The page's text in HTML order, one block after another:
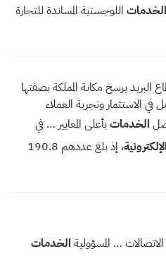
الخدمات اللوجستية المساندة للتجارة
يرسخ مكانة المملكة بصفتها
في الاستثمار وتجربة العملاء
الخدماتبأعلى المعايير … في
الإلكترونية
، إذ بلغ عددهم 190.8
الاتصالات … المسؤولية الخدمات